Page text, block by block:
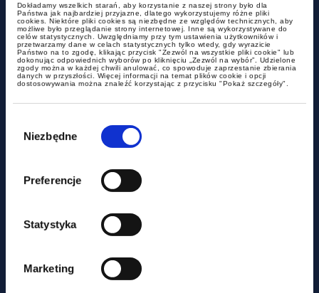
Dokładamy wszelkich starań, aby korzystanie z naszej strony było dla
Państwa jak najbardziej przyjazne, dlatego wykorzystujemy różne pliki
cookies. Niektóre pliki cookies są niezbędne ze względów technicznych, aby
możliwe było przeglądanie strony internetowej. Inne są wykorzystywane do
celów statystycznych. Uwzględniamy przy tym ustawienia użytkowników i
przetwarzamy dane w celach statystycznych tylko wtedy, gdy wyrazicie
Państwo na to zgodę, klikając przycisk "Zezwól na wszystkie pliki cookie" lub
dokonując odpowiednich wyborów po kliknięciu „Zezwól na wybór”. Udzielone
zgody można w każdej chwili anulować, co spowoduje zaprzestanie zbierania
danych w przyszłości. Więcej informacji na temat plików cookie i opcji
dostosowywania można znaleźć korzystając z przycisku "Pokaż szczegóły".
zgody
Niezbędne
Preferencje
Statystyka
Marketing
aktualności
Czy miasto może być
podatnikiem akcyzy?